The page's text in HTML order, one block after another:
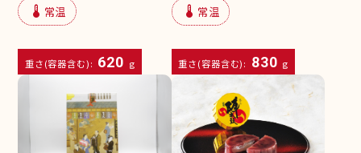
device_thermostat 常温
重さ(容器含む): 620 g
device_thermostat 常温
重さ(容器含む): 830 g